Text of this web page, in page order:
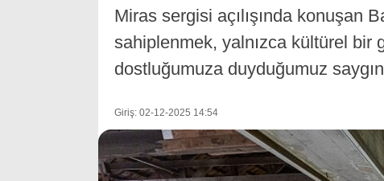
Miras sergisi açılışında konuşan
sahiplenmek, yalnızca kültürel bir
dostluğumuza duyduğumuz
Giriş: 02-12-2025 14:54